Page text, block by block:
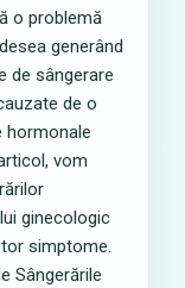
o problemă
generând
de sângerare
de o
hormonale
vom
ginecologic
simptome.
Sângerările